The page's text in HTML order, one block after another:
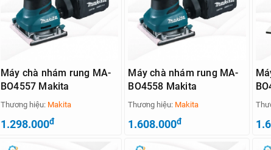
Máy chà nhám rung MA-
BO4557 Makita
Thương hiệu: Makita
1.298.000đ
Máy chà nhám rung MA-
BO4558 Makita
Thương hiệu: Makita
1.608.000đ